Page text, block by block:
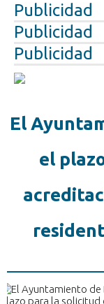
Publicidad
Publicidad
Publicidad
El
el